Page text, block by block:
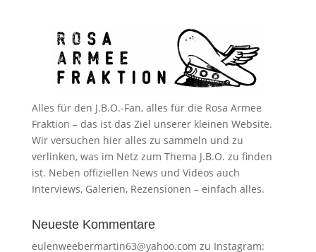
Alles für den J.B.O.-Fan, alles für die Rosa Armee
Fraktion – das ist das Ziel unserer kleinen Website.
Wir versuchen hier alles zu sammeln und zu
verlinken, was im Netz zum Thema J.B.O. zu finden
ist. Neben offiziellen News und Videos auch
Interviews, Galerien, Rezensionen – einfach alles.
Neueste Kommentare
eulenweebermartin63@yahoo.com zu Instagram: